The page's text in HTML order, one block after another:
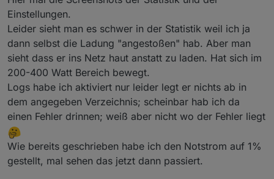
Einstellungen.
Leider sieht man es schwer in der Statistik weil ich ja
dann selbst die Ladung "angestoßen" hab. Aber man
sieht dass er ins Netz haut anstatt zu laden. Hat sich im
200-400 Watt Bereich bewegt.
Logs habe ich aktiviert nur leider legt er nichts ab in
dem angegeben Verzeichnis; scheinbar hab ich da
einen Fehler drinnen; weiß aber nicht wo der Fehler liegt
Wie bereits geschrieben habe ich den Notstrom auf 1%
gestellt, mal sehen das jetzt dann passiert.